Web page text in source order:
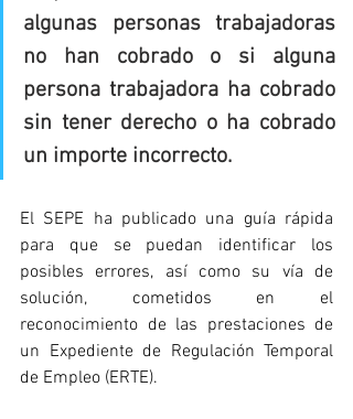
algunas personas trabajadoras
no han cobrado o si alguna
persona trabajadora ha cobrado
sin tener derecho o ha cobrado
un importe incorrecto.
El SEPE ha publicado una guía rápida
para que se puedan identificar los
posibles errores, así como su vía de
solución, cometidos en el
reconocimiento de las prestaciones de
un Expediente de Regulación Temporal
de Empleo (ERTE).